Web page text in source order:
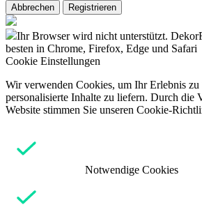
Abbrechen Registrieren
Ihr Browser wird nicht unterstützt.
besten in Chrome, Firefox, Edge und Safari
Cookie Einstellungen
Wir verwenden Cookies, um Ihr Erlebnis zu
personalisierte Inhalte zu liefern. Durch die
Website stimmen Sie unseren Cookie-
Notwendige Cookies